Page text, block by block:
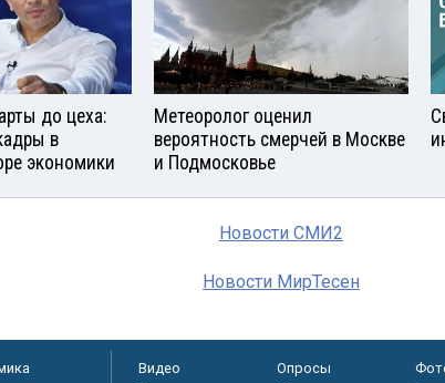
до цеха:
в
экономики
Метеоролог оценил
вероятность смерчей в Москве
и Подмосковье
Новости СМИ2
Новости МирТесен
Видео Опросы